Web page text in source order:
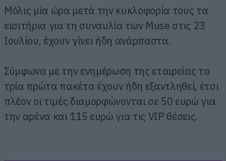
Μόλις μία ώρα μετά την κυκλοφορία τους τα
εισιτήρια για τη συναυλία των Muse στις 23
Ιουλίου, έχουν γίνει ήδη ανάρπαστα.
Σύμφωνα με την ενημέρωση της εταιρείας τα
τρία πρώτα πακέτα έχουν ήδη εξαντληθεί, έτσι
πλέον οι τιμές διαμορφώνονται σε 50 ευρώ για
την αρένα και 115 ευρώ για τις VIP θέσεις.